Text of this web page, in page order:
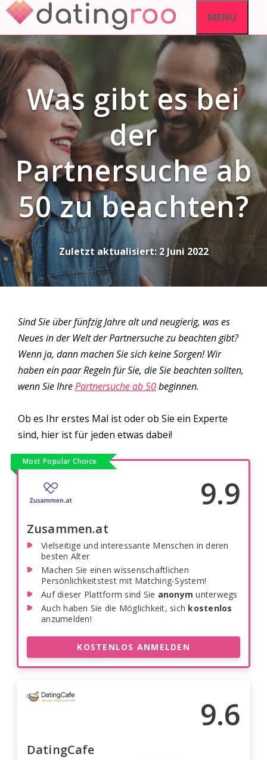
Skip
content
MENU
Was gibt es bei
der
Partnersuche ab
50 zu beachten?
Zuletzt aktualisiert: 2 Juni 2022
Sind Sie über fünfzig Jahre alt und neugierig, was es
Neues in der Welt der Partnersuche zu beachten gibt?
Wenn ja, dann machen Sie sich keine Sorgen! Wir
haben ein paar Regeln für Sie, die Sie beachten sollten,
wenn Sie IhrePartnersuche ab 50beginnen.
Ob es Ihr erstes Mal ist oder ob Sie ein Experte
sind, hier ist für jeden etwas dabei!
Most Popular Choice
9.9
Zusammen.at
Vielseitige und interessante Menschen in deren
besten Alter
Machen Sie einen wissenschaftlichen
Persönlichkeitstest mit Matching-System!
Auf dieser Plattform sind Sie anonym unterwegs
Auch haben Sie die Möglichkeit, sich kostenlos
anzumelden!
KOSTENLOS ANMELDEN
9.6
DatingCafe